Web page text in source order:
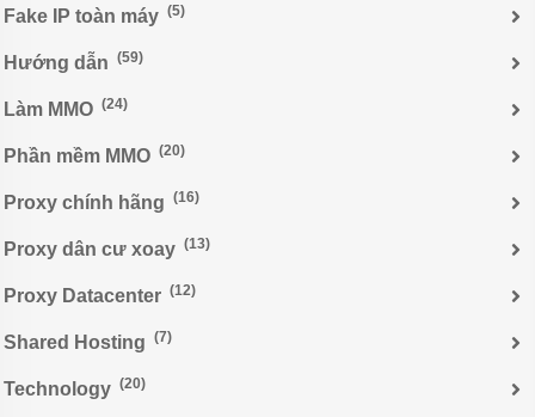
Fake IP toàn máy (5)
Hướng dẫn (59)
Làm MMO (24)
Phần mềm MMO (20)
Proxy chính hãng (16)
Proxy dân cư xoay (13)
Proxy Datacenter (12)
Shared Hosting (7)
Technology (20)